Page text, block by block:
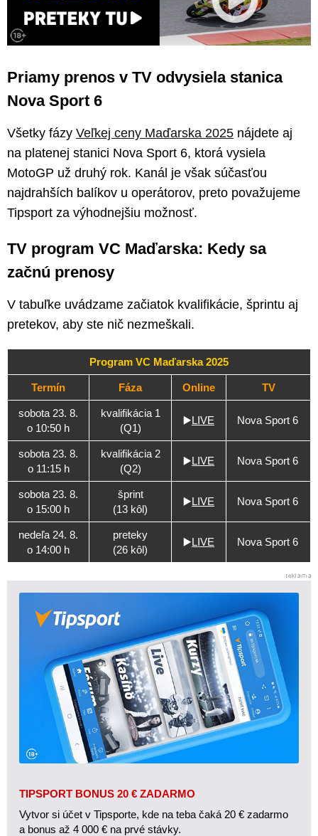
Priamy prenos v TV odvysiela stanica
Nova Sport 6
Všetky fázy Veľkej ceny Maďarska 2025 nájdete aj
na platenej stanici Nova Sport 6, ktorá vysiela
MotoGP už druhý rok. Kanál je však súčasťou
najdrahších balíkov u operátorov, preto považujeme
Tipsport za výhodnejšiu možnosť.
TV program VC Maďarska: Kedy sa
začnú prenosy
V tabuľke uvádzame začiatok kvalifikácie, šprintu aj
pretekov, aby ste nič nezmeškali.
Program VC Maďarska 2025
Termín Fáza Online TV
sobota 23. 8.
o 10:50 h
kvalifikácia 1
(Q1)
▶️LIVE Nova Sport 6
sobota 23. 8.
o 11:15 h
kvalifikácia 2
(Q2)
▶️LIVE Nova Sport 6
sobota 23. 8.
o 15:00 h
šprint
(13 kôl)
▶️LIVE Nova Sport 6
nedeľa 24. 8.
o 14:00 h
preteky
(26 kôl)
▶️LIVE Nova Sport 6
TIPSPORT BONUS 20 € ZADARMO
Vytvor si účet v Tipsporte, kde na teba čaká 20 € zadarmo
a bonus až 4 000 € na prvé stávky.